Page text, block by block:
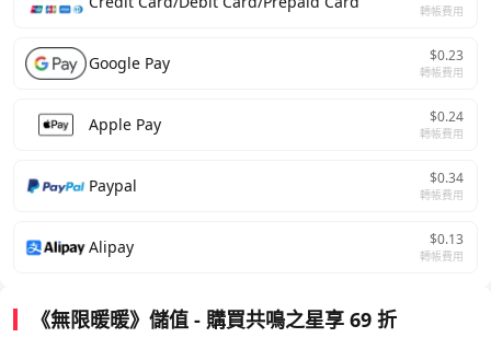
轉帳費用
Google Pay $0.23
轉帳費用
Apple Pay $0.24
轉帳費用
Paypal $0.34
轉帳費用
Alipay $0.13
轉帳費用
《無限暖暖》儲值 - 購買共鳴之星享 69 折